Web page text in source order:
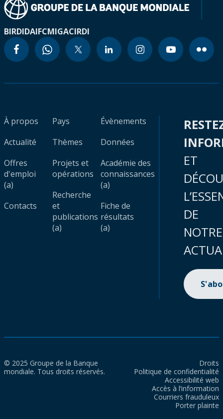
BIRDIDAIFCMIGACIRDI
À propos
Actualité
Offres
d'emploi
(a)
Contacts
Pays
Thèmes
Projets et
opérations
Recherche
et
publications
(a)
Évènements
Données
Académie des
connaissances
(a)
Fiche de
résultats
(a)
ET
DE
NOTRE
© 2025 Groupe de la Banque
mondiale. Tous droits réservés.
Droits
Politique de confidentialité
Accessibilité web
Accès à l’information
Courriers frauduleux
Porter plainte